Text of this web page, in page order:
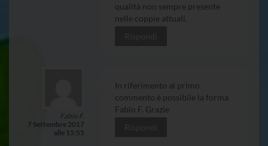
qualità non sempre presente
nelle coppie attuali.
Fabio F.
7 Settembre 2017
alle 15:55
In riferimento al primo
commento è possibile la forma
Fabio F. Grazie